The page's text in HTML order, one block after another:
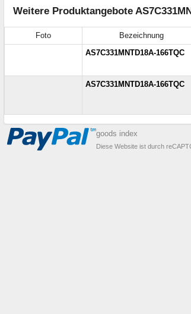
Weitere Produktangebote
Foto Bezeichnung
AS7C331MNTD18A-166TQC
AS7C331MNTD18A-166TQC
goods index
Diese Website ist durch